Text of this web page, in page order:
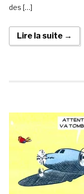
des […]
Lire la suite →